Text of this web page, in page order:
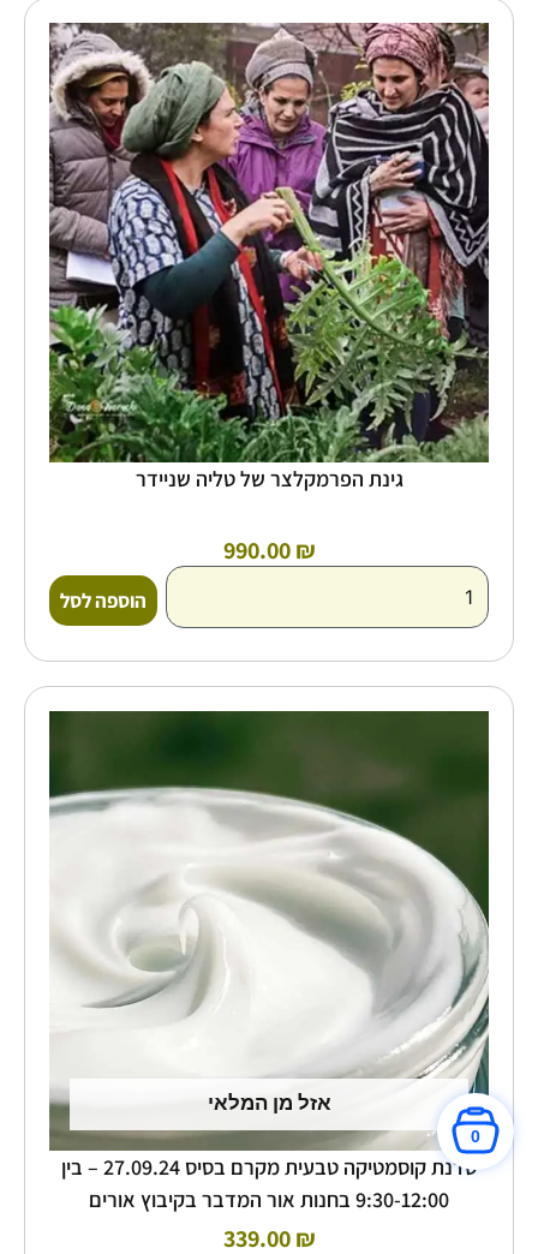
גינת הפרמקלצר של טליה שניידר
990.00₪
של
גינת
הפרמקלצר
של
טליה
שניידר
הוספה לסל
אזל מן המלאי
סדנת קוסמטיקה טבעית מקרם בסיס 27.09.24 – בין
9:30-12:00 בחנות אור המדבר בקיבוץ אורים
339.00₪
0